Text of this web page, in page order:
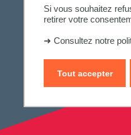
Si vous souhaitez
retirer votre
➜ Consultez notre
Tout accepter